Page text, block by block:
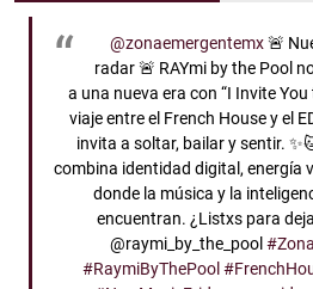
@zonaemergentemx🚨
radar 🚨 RAYmi by the Pool
a una nueva era con “I Invite You
viaje entre el French House y el
invita a soltar, bailar y sentir.
combina identidad digital, energía
donde la música y la
encuentran. ¿Listxs para
@raymi_by_the_pool
#RaymiByThePool